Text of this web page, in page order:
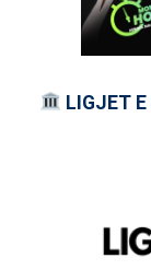
LIGJET